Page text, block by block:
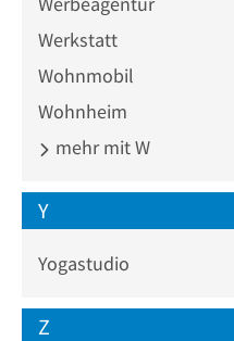
Werkstatt
Wohnmobil
Wohnheim
mehr mit W
Y
Yogastudio
Z